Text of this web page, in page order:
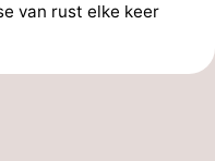
van rust elke keer